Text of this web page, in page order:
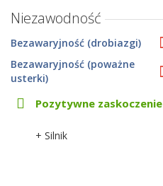
Niezawodność
Bezawaryjność (drobiazgi)
Bezawaryjność (poważne
usterki)
Pozytywne zaskoczenie
+ Silnik